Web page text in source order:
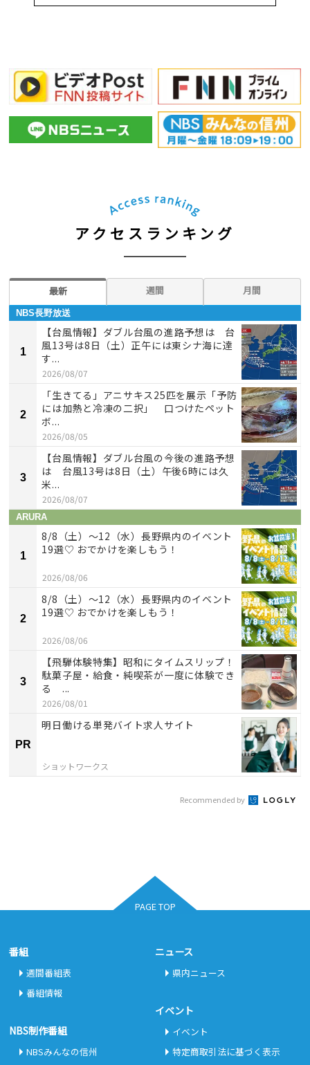
アクセスランキング
最新 週間 月間
NBS長野放送
1
【台風情報】ダブル台風の進路予想は 台
風13号は8日（土）正午には東シナ海に達
す...
2026/08/07
2
「生きてる」アニサキス25匹を展示「予防
には加熱と冷凍の二択」 口つけたペット
ボ...
2026/08/05
3
【台風情報】ダブル台風の今後の進路予想
は 台風13号は8日（土）午後6時には久
米...
2026/08/07
ARURA
1
8/8（土）〜12（水）長野県内のイベント
19選♡ おでかけを楽しもう！
2026/08/06
2
8/8（土）〜12（水）長野県内のイベント
19選♡ おでかけを楽しもう！
2026/08/06
3
【飛騨体験特集】昭和にタイムスリップ！
駄菓子屋・給食・純喫茶が一度に体験でき
る ...
2026/08/01
PR
明日働ける単発バイト求人サイト
ショットワークス
Recommended by
PAGE TOP
番組
週間番組表
番組情報
NBS制作番組
NBSみんなの信州
ニュース
県内ニュース
イベント
イベント
特定商取引法に基づく表示